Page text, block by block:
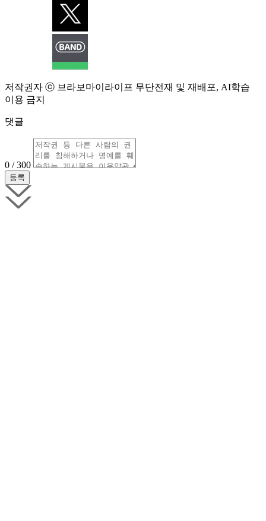
저작권자 ⓒ 브라보마이라이프 무단전재 및 재배포, AI학습
이용 금지
댓글
0 / 300